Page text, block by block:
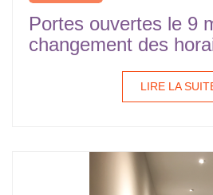
Portes ouvertes le 9
changement des
LIRE LA